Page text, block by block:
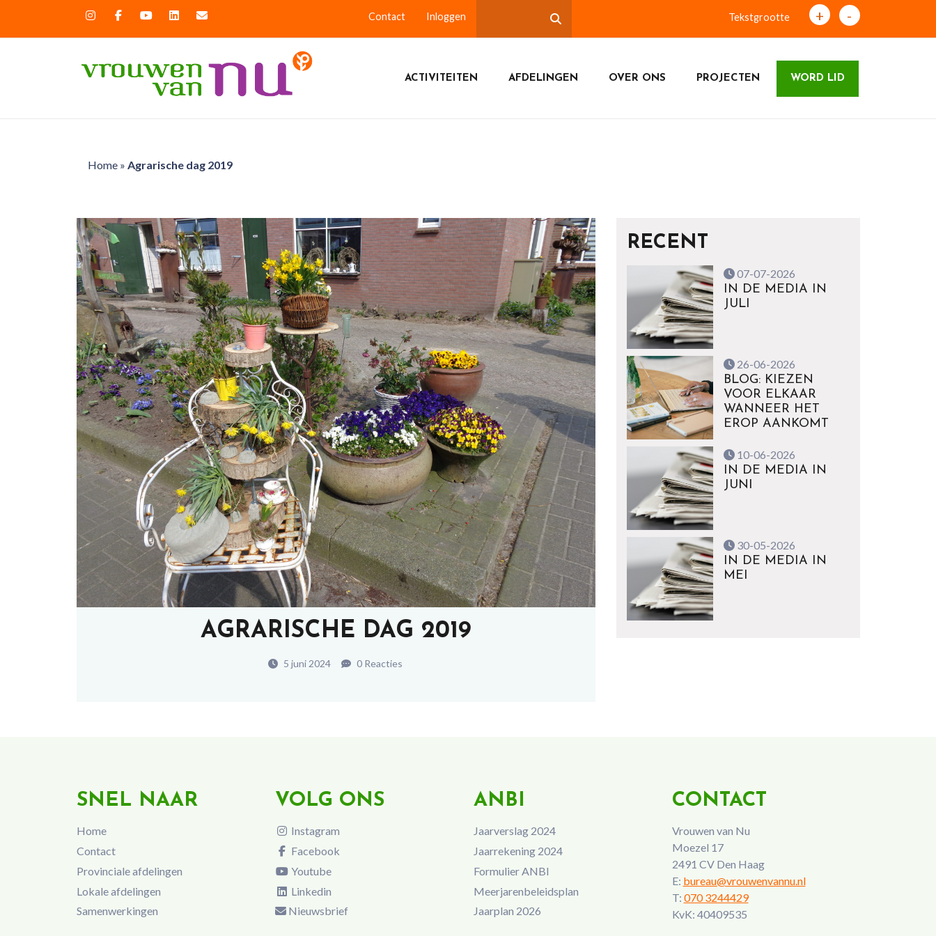
Contact Inloggen Tekstgrootte + -
ACTIVITEITEN AFDELINGEN OVER ONS PROJECTEN WORD LID
Home» Agrarische dag 2019
AGRARISCHE DAG 2019
5 juni 2024 0 Reacties
RECENT
07-07-2026
IN DE MEDIA IN
JULI
26-06-2026
BLOG: KIEZEN
VOOR ELKAAR
WANNEER HET
EROP AANKOMT
10-06-2026
IN DE MEDIA IN
JUNI
30-05-2026
IN DE MEDIA IN
MEI
SNEL NAAR
Home
Contact
Provinciale afdelingen
Lokale afdelingen
Samenwerkingen
VOLG ONS
Instagram
Facebook
Youtube
Linkedin
Nieuwsbrief
ANBI
Jaarverslag 2024
Jaarrekening 2024
Formulier ANBI
Meerjarenbeleidsplan
Jaarplan 2026
CONTACT
Vrouwen van Nu
Moezel 17
2491 CV Den Haag
E: bureau@vrouwenvannu.nl
T: 070 3244429
KvK: 40409535